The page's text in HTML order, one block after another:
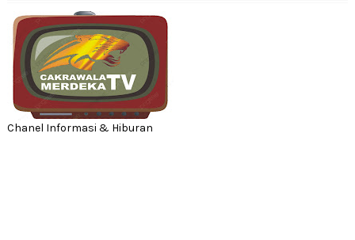
Chanel Informasi & Hiburan